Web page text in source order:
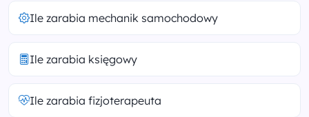
Ile zarabia mechanik samochodowy
Ile zarabia księgowy
Ile zarabia fizjoterapeuta